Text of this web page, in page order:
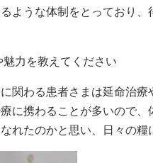
ような体制をとっており
力を教えてください
関わる患者さまは延命治
に携わることが多いので
れたのかと思い、日々の糧